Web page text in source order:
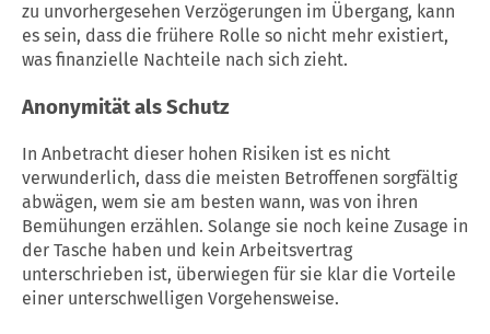
zu unvorhergesehen Verzögerungen im Übergang, kann
es sein, dass die frühere Rolle so nicht mehr existiert,
was finanzielle Nachteile nach sich zieht.
Anonymität als Schutz
In Anbetracht dieser hohen Risiken ist es nicht
verwunderlich, dass die meisten Betroffenen sorgfältig
abwägen, wem sie am besten wann, was von ihren
Bemühungen erzählen. Solange sie noch keine Zusage in
der Tasche haben und kein Arbeitsvertrag
unterschrieben ist, überwiegen für sie klar die Vorteile
einer unterschwelligen Vorgehensweise.